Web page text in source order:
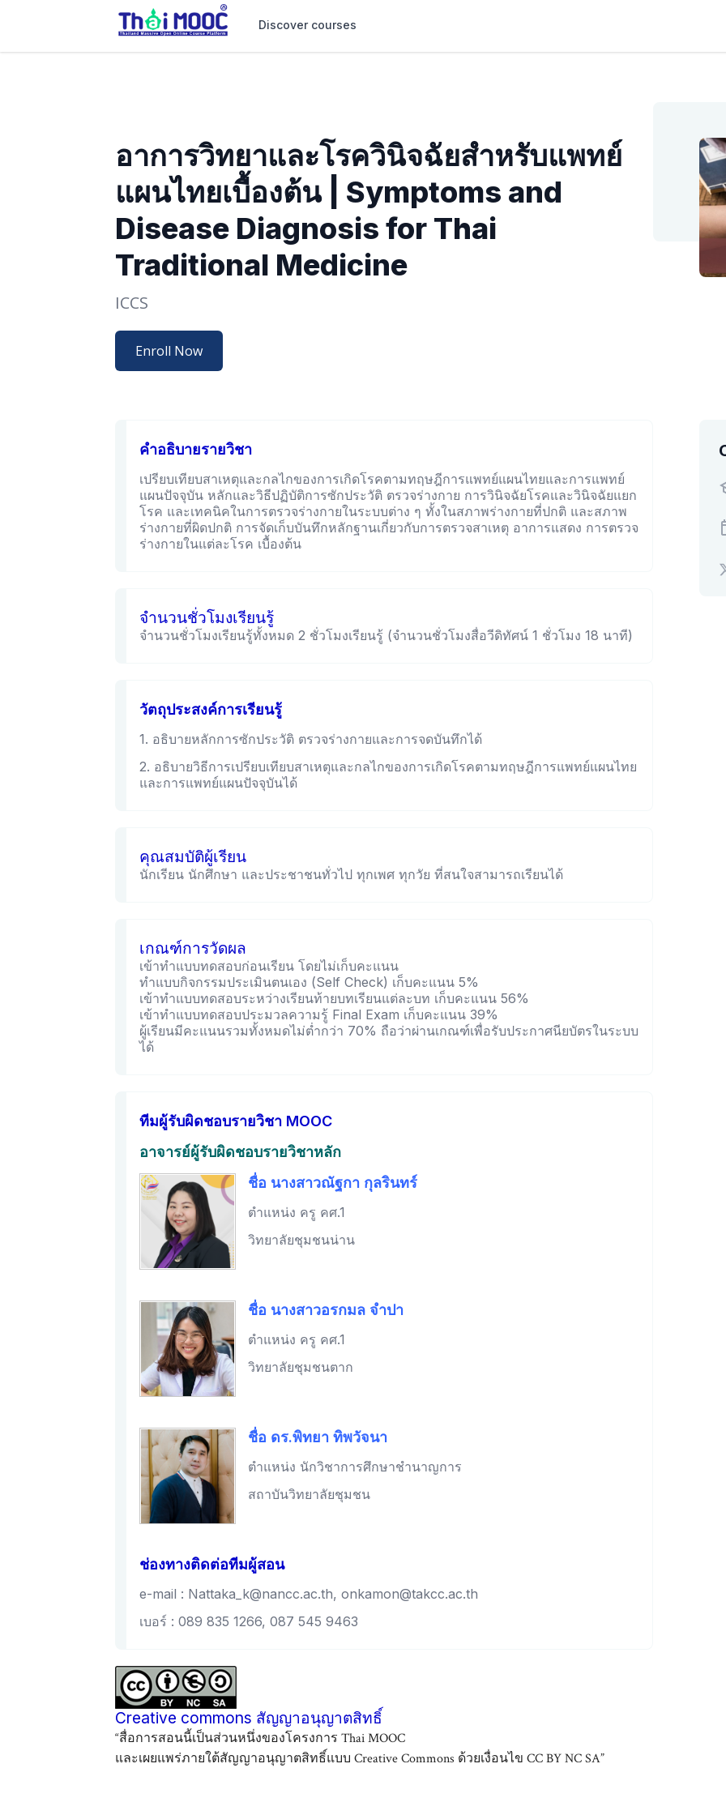
Discover courses
อาการวิทยาและโรควินิจฉัยสําหรับแพทย์
แผนไทยเบื้องต้น | Symptoms and
Disease Diagnosis for Thai
Traditional Medicine
ICCS
Enroll Now
คำอธิบายรายวิชา
เปรียบเทียบสาเหตุและกลไกของการเกิดโรคตามทฤษฎีการแพทย์แผนไทยและการแพทย์
แผนปัจจุบัน หลักและวิธีปฏิบัติการซักประวัติ ตรวจร่างกาย การวินิจฉัยโรคและวินิจฉัยแยก
โรค และเทคนิคในการตรวจร่างกายในระบบต่าง ๆ ทั้งในสภาพร่างกายที่ปกติ และสภาพ
ร่างกายที่ผิดปกติ การจัดเก็บบันทึกหลักฐานเกี่ยวกับการตรวจสาเหตุ อาการแสดง การตรวจ
ร่างกายในแต่ละโรค เบื้องต้น
จำนวนชั่วโมงเรียนรู้
จำนวนชั่วโมงเรียนรู้ทั้งหมด 2 ชั่วโมงเรียนรู้ (จำนวนชั่วโมงสื่อวีดิทัศน์ 1 ชั่วโมง 18 นาที)
วัตถุประสงค์การเรียนรู้
1. อธิบายหลักการซักประวัติ ตรวจร่างกายและการจดบันทึกได้
2. อธิบายวิธีการเปรียบเทียบสาเหตุและกลไกของการเกิดโรคตามทฤษฎีการแพทย์แผนไทย
และการแพทย์แผนปัจจุบันได้
คุณสมบัติผู้เรียน
นักเรียน นักศึกษา และประชาชนทั่วไป ทุกเพศ ทุกวัย ที่สนใจสามารถเรียนได้
เกณฑ์การวัดผล
เข้าทำแบบทดสอบก่อนเรียน โดยไม่เก็บคะแนน
ทำแบบกิจกรรมประเมินตนเอง (Self Check) เก็บคะแนน 5%
เข้าทำแบบทดสอบระหว่างเรียนท้ายบทเรียนแต่ละบท เก็บคะแนน 56%
เข้าทำแบบทดสอบประมวลความรู้ Final Exam เก็บคะแนน 39%
ผู้เรียนมีคะแนนรวมทั้งหมดไม่ต่ำกว่า 70% ถือว่าผ่านเกณฑ์เพื่อรับประกาศนียบัตรในระบบ
ได้
ทีมผู้รับผิดชอบรายวิชา MOOC
อาจารย์ผู้รับผิดชอบรายวิชาหลัก
ชื่อ นางสาวณัฐกา กุลรินทร์
ตำแหน่ง ครู คศ.1
วิทยาลัยชุมชนน่าน
ชื่อ นางสาวอรกมล จำปา
ตำแหน่ง ครู คศ.1
วิทยาลัยชุมชนตาก
ชื่อ ดร.พิทยา ทิพวัจนา
ตำแหน่ง นักวิชาการศึกษาชำนาญการ
สถาบันวิทยาลัยชุมชน
ช่องทางติดต่อทีมผู้สอน
e-mail : Nattaka_k@nancc.ac.th, onkamon@takcc.ac.th
เบอร์ : 089 835 1266, 087 545 9463
Creative commons สัญญาอนุญาตสิทธิ์
“สื่อการสอนนี้เป็นส่วนหนึ่งของโครงการ Thai MOOC
และเผยแพร่ภายใต้สัญญาอนุญาตสิทธิ์แบบ Creative Commons ด้วยเงื่อนไข CC BY NC SA”